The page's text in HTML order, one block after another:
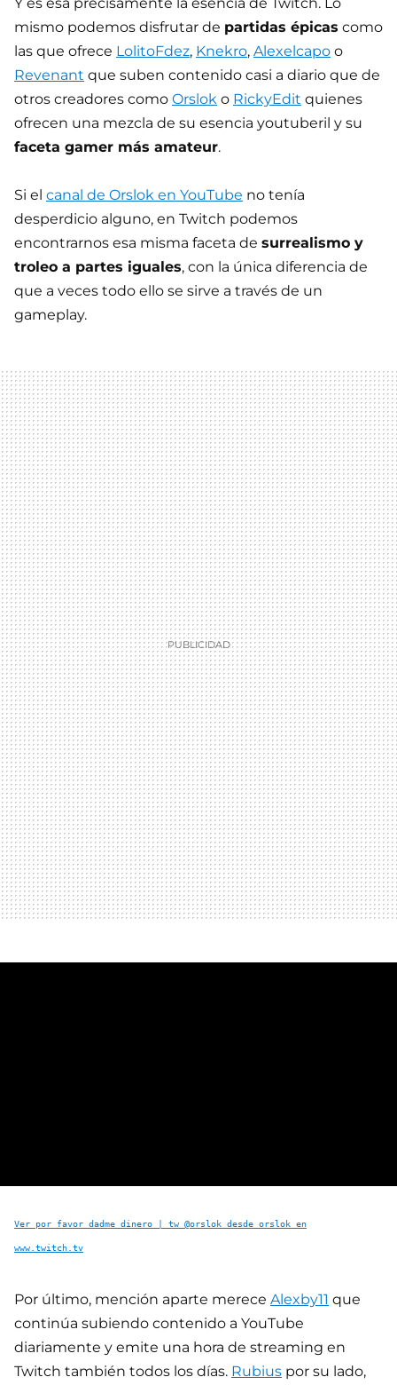
mismo podemos disfrutar de partidas épicas como
las que ofrece LolitoFdez, Knekro, Alexelcapo o
Revenant que suben contenido casi a diario que de
otros creadores como Orslok o RickyEdit quienes
ofrecen una mezcla de su esencia youtuberil y su
faceta gamer más amateur.
Si el canal de Orslok en YouTube no tenía
desperdicio alguno, en Twitch podemos
encontrarnos esa misma faceta de surrealismo y
troleo a partes iguales, con la única diferencia de
que a veces todo ello se sirve a través de un
gameplay.
Ver por favor dadme dinero | tw @orslok desde orslok en
www.twitch.tv
Por último, mención aparte merece Alexby11 que
continúa subiendo contenido a YouTube
diariamente y emite una hora de streaming en
Twitch también todos los días. Rubius por su lado,